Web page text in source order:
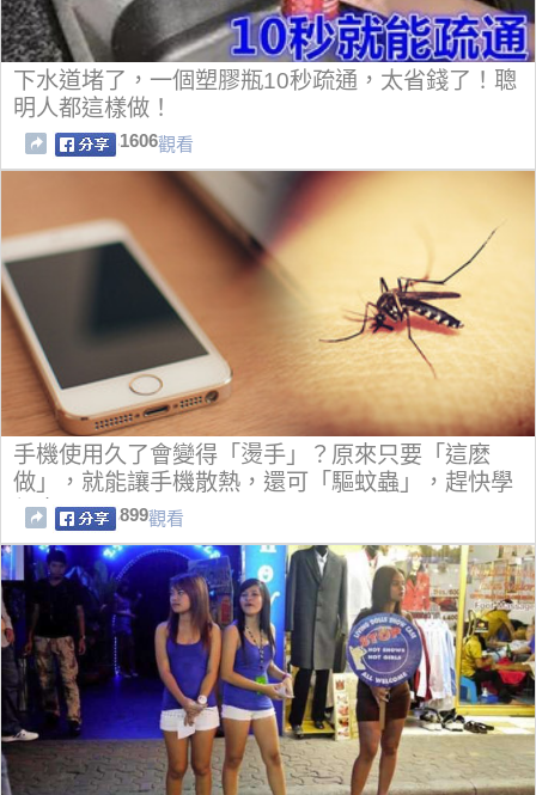
下水道堵了，一個塑膠瓶10秒疏通，太省錢了！聰
明人都這樣做！
1606觀看
手機使用久了會變得「燙手」？原來只要「這麽
做」，就能讓手機散熱，還可「驅蚊蟲」，趕快學
起來！
899觀看